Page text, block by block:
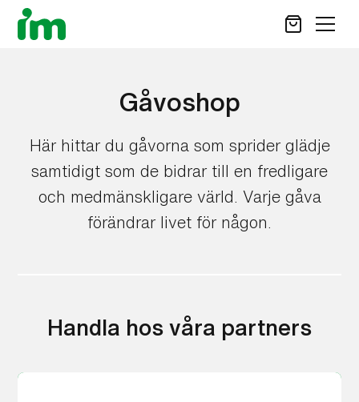
VAD VI GÖR
VAD DU KAN GÖRA
AKTUELLT
Gåvoshop
Här hittar du gåvorna som sprider glädje
samtidigt som de bidrar till en fredligare
och medmänskligare värld. Varje gåva
förändrar livet för någon.
Handla hos våra partners